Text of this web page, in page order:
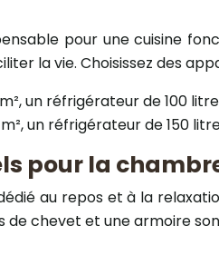
pour une cuisine
la vie. Choisissez des
un réfrigérateur de 100
un réfrigérateur de 150
pour la
au repos et à la
de chevet et une armoire